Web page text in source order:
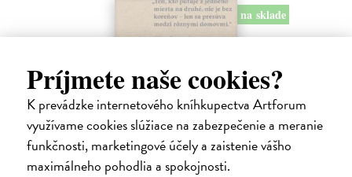
Príjmete naše cookies?
K prevádzke internetového kníhkupectva Artforum
využívame cookies slúžiace na zabezpečenie a meranie
funkčnosti, marketingové účely a zaistenie vášho
maximálneho pohodlia a spokojnosti.
na sklade